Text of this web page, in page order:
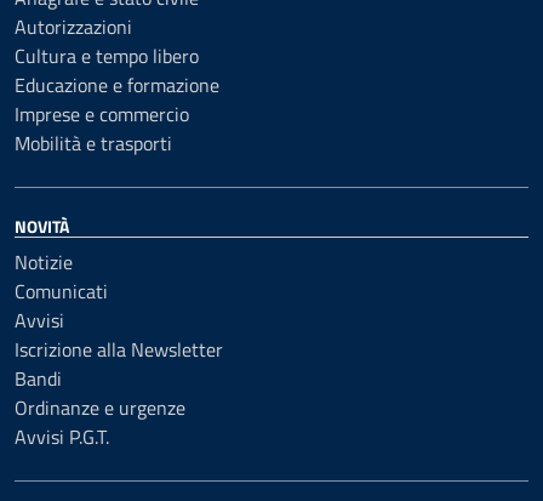
Autorizzazioni
Cultura e tempo libero
Educazione e formazione
Imprese e commercio
Mobilità e trasporti
NOVITÀ
Notizie
Comunicati
Avvisi
Iscrizione alla Newsletter
Bandi
Ordinanze e urgenze
Avvisi P.G.T.